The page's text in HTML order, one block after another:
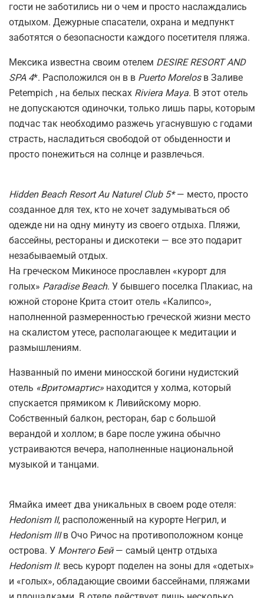
гости не заботились ни о чем и просто наслаждались
отдыхом. Дежурные спасатели, охрана и медпункт
заботятся о безопасности каждого посетителя пляжа.
Мексика известна своим отелем DESIRE RESORT AND
SPA 4*. Расположился он в в Puerto Morelos в Заливе
Petempich , на белых песках Riviera Maya. В этот отель
не допускаются одиночки, только лишь пары, которым
подчас так необходимо разжечь угаснувшую с годами
страсть, насладиться свободой от обыденности и
просто понежиться на солнце и развлечься.
Hidden Beach Resort Au Naturel Club 5*— место, просто
созданное для тех, кто не хочет задумываться об
одежде ни на одну минуту из своего отдыха. Пляжи,
бассейны, рестораны и дискотеки — все это подарит
незабываемый отдых.
На греческом Микиносе прославлен «курорт для
голых» Paradise Beach. У бывшего поселка Плакиас, на
южной стороне Крита стоит отель «Калипсо»,
наполненной размеренностью греческой жизни место
на скалистом утесе, располагающее к медитации и
размышлениям.
Названный по имени миносской богини нудистский
отель «Вритомартис» находится у холма, который
спускается прямиком к Ливийскому морю.
Собственный балкон, ресторан, бар с большой
верандой и холлом; в баре после ужина обычно
устраиваются вечера, наполненные национальной
музыкой и танцами.
Ямайка имеет два уникальных в своем роде отеля:
Hedonism II, расположенный на курорте Негрил, и
Hedonism IIIв Очо Ричос на противоположном конце
острова. У Монтего Бей — самый центр отдыха
Hedonism II: весь курорт поделен на зоны для «одетых»
и «голых», обладающие своими бассейнами, пляжами